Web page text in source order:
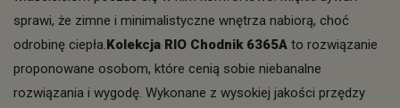
sprawi, że zimne i minimalistyczne wnętrza nabiorą, choć
odrobinę ciepła.Kolekcja RIO Chodnik 6365A to rozwiązanie
proponowane osobom, które cenią sobie niebanalne
rozwiązania i wygodę. Wykonane z wysokiej jakości przędzy